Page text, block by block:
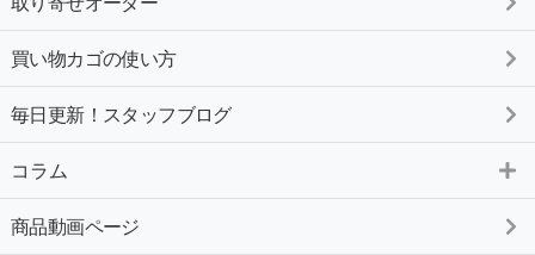
買い物カゴの使い方
毎日更新！スタッフブログ
コラム
商品動画ページ